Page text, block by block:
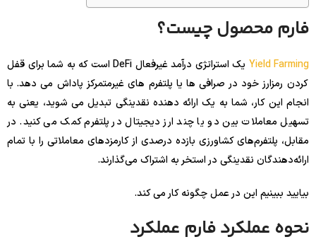
فارم محصول چیست؟
Yield Farming
یک استراتژی درآمد غیرفعال DeFi است که به شما برای قفل
کردن رمزارز خود در صرافی ها یا پلتفرم های غیرمتمرکز پاداش می دهد. با
انجام این کار، شما به یک ارائه دهنده نقدینگی تبدیل می شوید، یعنی به
تسهیل معاملات بین دو یا چند ارز دیجیتال در پلتفرم کمک می کنید. در
مقابل، پلتفرم‌های کشاورزی بازده درصدی از کارمزدهای معاملاتی را با تمام
ارائه‌دهندگان نقدینگی در استخر به اشتراک می‌گذارند.
بیایید ببینیم این در عمل چگونه کار می کند.
نحوه عملکرد فارم عملکرد